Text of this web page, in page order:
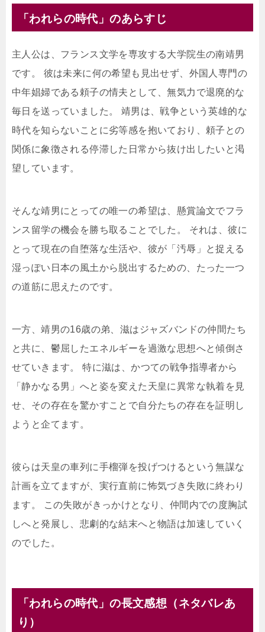
「われらの時代」のあらすじ
主人公は、フランス文学を専攻する大学院生の南靖男
です。 彼は未来に何の希望も見出せず、外国人専門の
中年娼婦である頼子の情夫として、無気力で退廃的な
毎日を送っていました。 靖男は、戦争という英雄的な
時代を知らないことに劣等感を抱いており、頼子との
関係に象徴される停滞した日常から抜け出したいと渇
望しています。
そんな靖男にとっての唯一の希望は、懸賞論文でフラ
ンス留学の機会を勝ち取ることでした。 それは、彼に
とって現在の自堕落な生活や、彼が「汚辱」と捉える
湿っぽい日本の風土から脱出するための、たった一つ
の道筋に思えたのです。
一方、靖男の16歳の弟、滋はジャズバンドの仲間たち
と共に、鬱屈したエネルギーを過激な思想へと傾倒さ
せていきます。 特に滋は、かつての戦争指導者から
「静かなる男」へと姿を変えた天皇に異常な執着を見
せ、その存在を驚かすことで自分たちの存在を証明し
ようと企てます。
彼らは天皇の車列に手榴弾を投げつけるという無謀な
計画を立てますが、実行直前に怖気づき失敗に終わり
ます。 この失敗がきっかけとなり、仲間内での度胸試
しへと発展し、悲劇的な結末へと物語は加速していく
のでした。
「われらの時代」の長文感想（ネタバレあ
り）